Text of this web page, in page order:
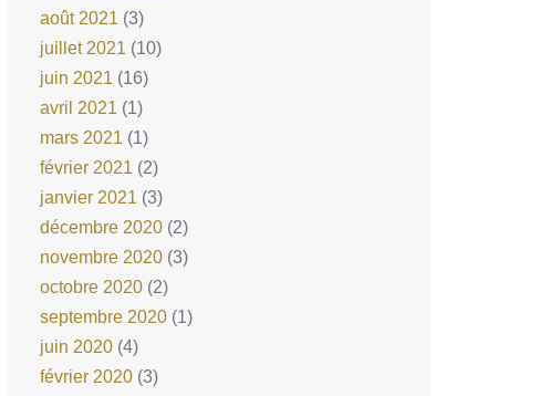
août 2021(3)
juillet 2021(10)
juin 2021(16)
avril 2021(1)
mars 2021(1)
février 2021(2)
janvier 2021(3)
décembre 2020(2)
novembre 2020(3)
octobre 2020(2)
septembre 2020(1)
juin 2020(4)
février 2020(3)